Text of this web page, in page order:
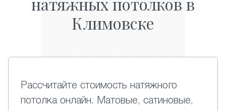
Климовске
Рассчитайте стоимость натяжного
потолка онлайн. Матовые, сатиновые,